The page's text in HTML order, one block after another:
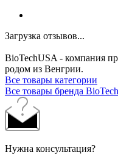
Загрузка отзывов...
BioTechUSA - компания
родом из Венгрии.
Все товары категории
Все товары бренда
Нужна консультация?